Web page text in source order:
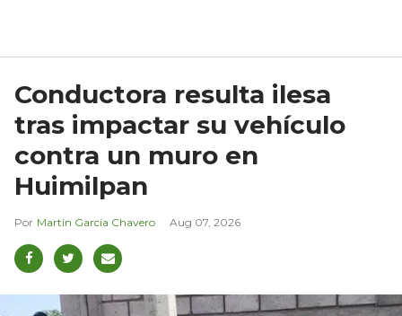
Conductora resulta ilesa
tras impactar su vehículo
contra un muro en
Huimilpan
Martín García Chavero Aug 07, 2026